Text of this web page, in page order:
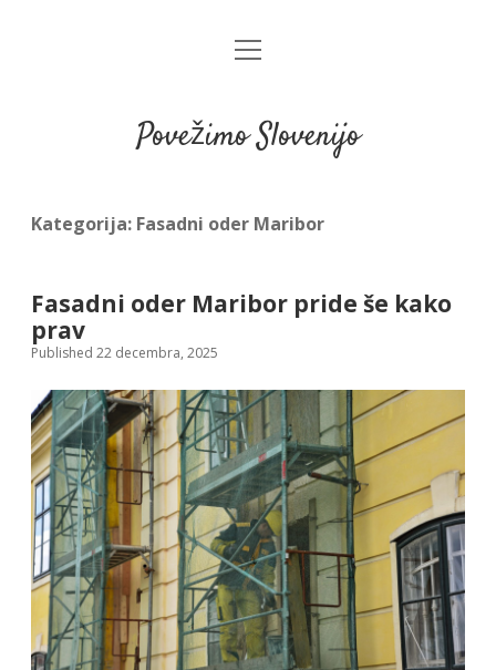
open
Povežimo Slovenijo
Kategorija: Fasadni oder Maribor
Fasadni oder Maribor pride še kako
prav
Published 22 decembra, 2025